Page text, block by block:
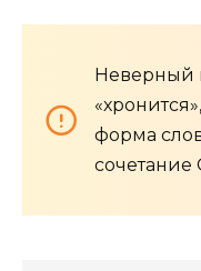
Неверный
форма